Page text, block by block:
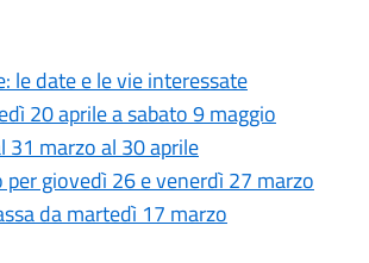
le date e le vie interessate
20 aprile a sabato 9 maggio
31 marzo al 30 aprile
giovedì 26 e venerdì 27 marzo
da martedì 17 marzo